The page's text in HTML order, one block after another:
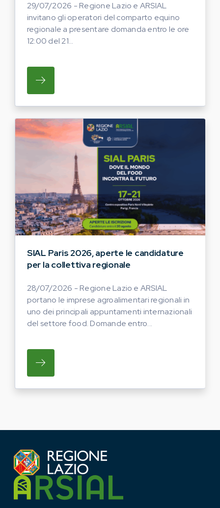
29/07/2026 - Regione Lazio e ARSIAL
invitano gli operatori del comparto equino
regionale a presentare domanda entro le ore
12:00 del 21...
SU REGIONE LAZIO E ARSIAL INVITANO
SIAL Paris 2026, aperte le candidature
per la collettiva regionale
28/07/2026 - Regione Lazio e ARSIAL
portano le imprese agroalimentari regionali in
uno dei principali appuntamenti internazionali
del settore food. Domande entro...
SU REGIONE LAZIO E ARSIAL PORTANO